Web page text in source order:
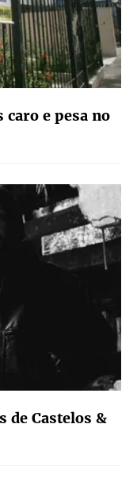
e pesa no
de Castelos &